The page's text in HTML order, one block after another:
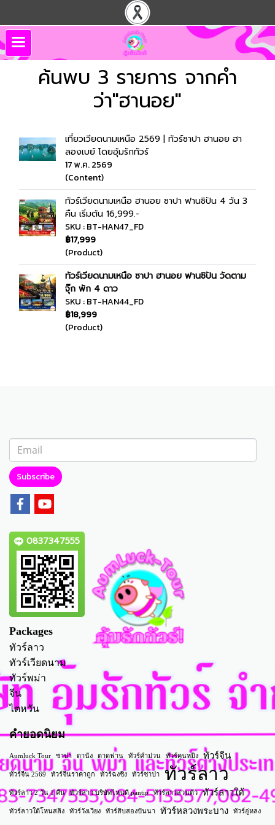
ค้นพบ 3 รายการ จากคำ
ว่า"ฮานอย"
เที่ยวเวียดนามเหนือ 2569 | ทัวร์ซาปา ฮานอย ฮา
ลองเบย์ โดยอุ้มรักทัวร์
17 พ.ค. 2569
(Content)
ทัวร์เวียดนามเหนือ ฮานอย ซาปา ฟานซิปัน 4 วัน 3
คืน เริ่มต้น 16,999.-
SKU : BT-HAN47_FD
฿17,999
(Product)
ทัวร์เวียดนามเหนือ ซาปา ฮานอย ฟานซิปัน วัดตาม
จุ๊ก พัก 4 ดาว
SKU : BT-HAN44_FD
฿18,999
(Product)
Subscribe
0837347555
Packages
ทัวร์ลาว
ทัวร์เวียดนาม
ทัวร์พม่า
จีน
ไตหวัน
คำยอดนิยม
Aumluck Tour ซาปา ดานัง ตาดฟาน ทัวร์คำม่วน ทัวร์คุนหมิง ทัวร์จีน
ทัวร์จีน 2569 ทัวร์จีนราคาถูก ทัวร์ฉงชิ่ง ทัวร์ซาปา ทัวร์ลาว
ทัวร์ลาว 2 วัน 1 คืน ทัวร์ลาว บริษัทไหนดี pantip ทัวร์ลาวส่วนตัว ทัวร์ลาวใต้
ทัวร์ลาวใต้โหนสลิง ทัวร์วังเวียง ทัวร์สิบสองปันนา ทัวร์หลวงพระบาง ทัวร์อู่หลง